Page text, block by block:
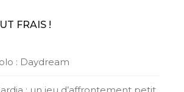
FRAIS !
: Daydream